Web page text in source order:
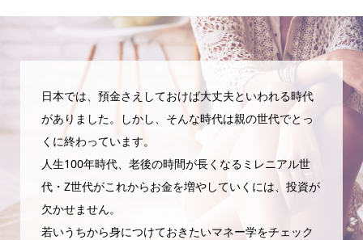
日本では、預金さえしておけば大丈夫といわれる時代
がありました。しかし、そんな時代は親の世代でとっ
くに終わっています。
人生100年時代、老後の時間が長くなるミレニアル世
代・Z世代がこれからお金を増やしていくには、投資が
欠かせません。
若いうちから身につけておきたいマネー学をチェック